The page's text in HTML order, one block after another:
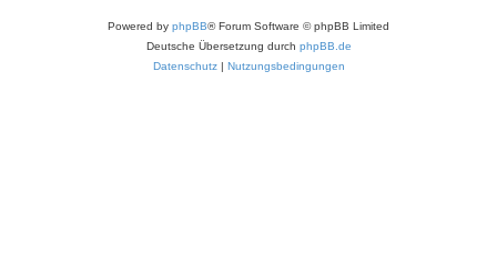
Powered by phpBB® Forum Software © phpBB Limited
Deutsche Übersetzung durch phpBB.de
Datenschutz | Nutzungsbedingungen